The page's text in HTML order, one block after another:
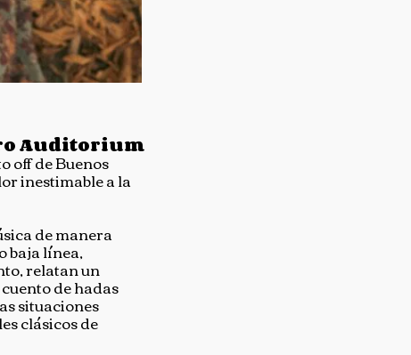
Auditorium
off de Buenos
inestimable a la
de manera
baja línea,
relatan un
de hadas
situaciones
clásicos de